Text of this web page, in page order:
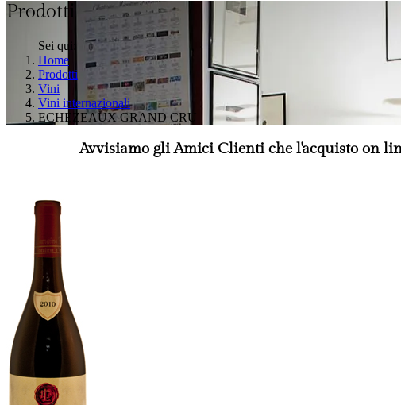
Prodotti
Sei qui:
Home
Prodotti
Vini
Vini internazionali
ECHEZEAUX GRAND CRU
Avvisiamo gli Amici Clienti che l'acquisto on